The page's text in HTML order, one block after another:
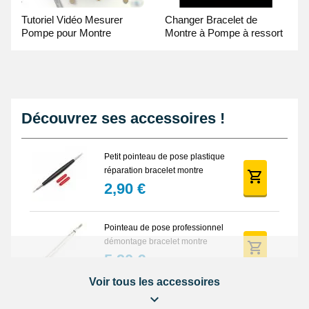
Tutoriel Vidéo Mesurer
Pompe pour Montre
Changer Bracelet de
Montre à Pompe à ressort
Découvrez ses accessoires !
Petit pointeau de pose plastique
réparation bracelet montre
2,90 €
Pointeau de pose professionnel
démontage bracelet montre
5,90 €
Lot Outils Montre 12 pièces +
Voir tous les accessoires